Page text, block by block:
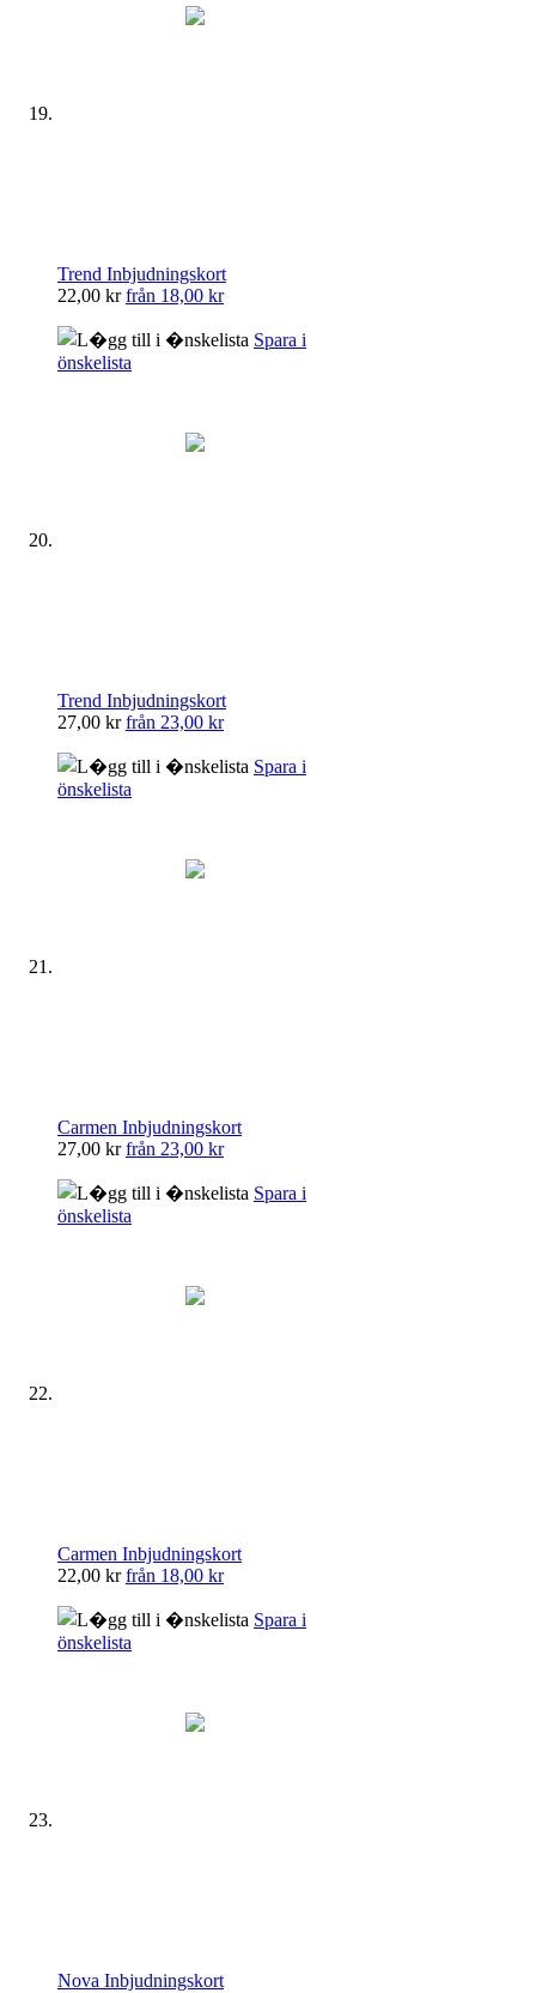
Trend Inbjudningskort
22,00 kr från 18,00 kr
Spara i
önskelista
Trend Inbjudningskort
27,00 kr från 23,00 kr
Spara i
önskelista
Carmen Inbjudningskort
27,00 kr från 23,00 kr
Spara i
önskelista
Carmen Inbjudningskort
22,00 kr från 18,00 kr
Spara i
önskelista
Nova Inbjudningskort